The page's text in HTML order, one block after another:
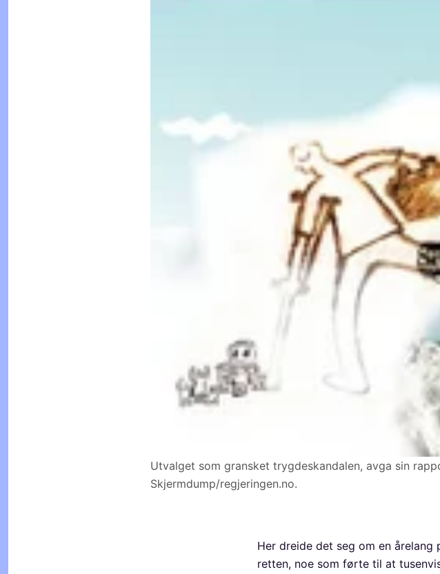
Utvalget som gransket trygdeskandalen, avga sin
Skjermdump/regjeringen.no.
Her dreide det seg om en
retten, noe som førte til at